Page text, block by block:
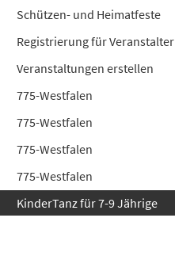
Schützen- und Heimatfeste
Registrierung für Veranstalter
Veranstaltungen erstellen
775-Westfalen
775-Westfalen
775-Westfalen
775-Westfalen
KinderTanz für 7-9 Jährige